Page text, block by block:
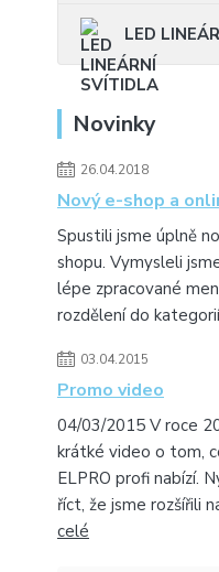
LED
Novinky
26.04.2018
Nový e-shop a
Spustili jsme úplně
shopu. Vymysleli
lépe zpracované
rozdělení do
03.04.2015
Promo video
04/03/2015 V roce
krátké video o tom,
ELPRO profi nabízí.
říct, že jsme rozšířili
celé